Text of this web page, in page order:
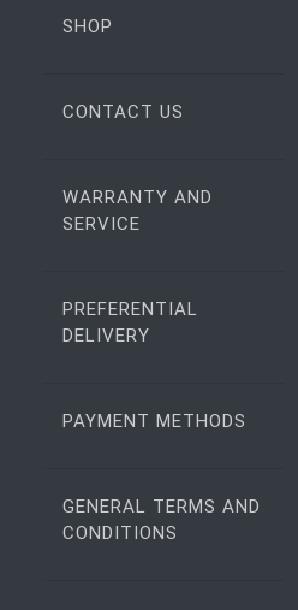
SHOP
CONTACT US
WARRANTY AND
SERVICE
PREFERENTIAL
DELIVERY
PAYMENT METHODS
GENERAL TERMS AND
CONDITIONS